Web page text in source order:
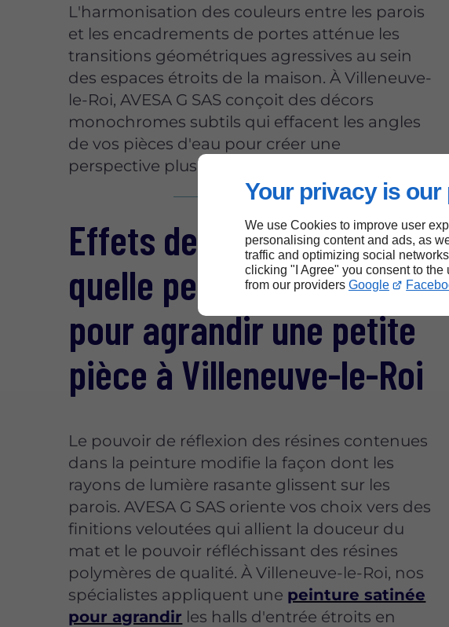
Your privacy is
We use Cookies to improve user
personalising content and ads, as
traffic and optimizing social
clicking "I Agree" you consent to the
from our providers Google
L'harmonisation des couleurs entre les parois
et les encadrements de portes atténue les
transitions géométriques agressives au sein
des espaces étroits de la maison. À Villeneuve-
le-Roi, AVESA G SAS conçoit des décors
monochromes subtils qui effacent les angles
de vos pièces d'eau pour créer une
perspective plus unie.
Effets de lumière et
quelle peinture choisir
pour agrandir une petite
pièce à Villeneuve-le-Roi
Le pouvoir de réflexion des résines contenues
dans la peinture modifie la façon dont les
rayons de lumière rasante glissent sur les
parois. AVESA G SAS oriente vos choix vers des
finitions veloutées qui allient la douceur du
mat et le pouvoir réfléchissant des résines
polymères de qualité. À Villeneuve-le-Roi, nos
spécialistes appliquent une peinture satinée
pour agrandir les halls d'entrée étroits en